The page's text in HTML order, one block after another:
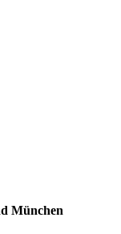
München